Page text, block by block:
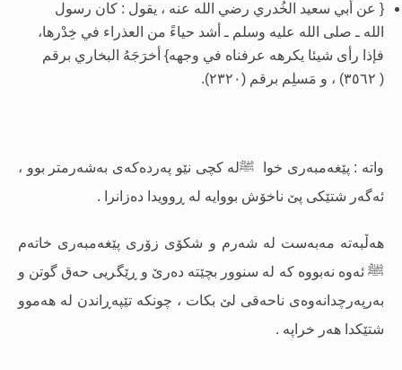
{ عن أ بي سعيد الخُدري رضي الله عنه ، يقول : كان رسول
الله ـ صلى الله عليه وسلم ـ أشد حياءً من العذراء في خِدْرها،
فإذا رأى شيئا يكرهه عرفناه في وجهه} أخرَجَهُ البخاري برقم
( ٣٥٦٢) ، و مَسلِم برقم (٢٣٢٠).
واتە : پێغەمبەرى خوا ﷺلە کچى نێو پەردەکەى بەشەرمتر بوو ،
ئەگەر شتێکى پێ ناخۆش بووایە لە ڕوویدا دەزانرا .
هەڵبەتە مەبەست لە شەرم و شکۆى زۆرى پێغەمبەرى خاتەم
ﷺ ئەوە نەبووە کە لە سنوور بچێتە دەرێ و ڕێگریی حەق گوتن و
بەرپەرچدانەوەى ناحەقى لێ بکات ، چونکە تێپەڕاندن لە هەموو
شتێکدا هەر خراپە .